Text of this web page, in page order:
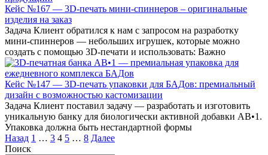
Кейс №167 — 3D-печать мини-спиннеров – оригинальные
изделия на заказ
Задача Клиент обратился к нам с запросом на разработку
мини-спиннеров — небольших игрушек, которые можно
создать с помощью 3D-печати и использовать: Важно
Кейс №147 — 3D-печать упаковки для БАДов: премиальный
дизайн с возможностью кастомизации
Задача Клиент поставил задачу — разработать и изготовить
уникальную банку для биологически активной добавки AB•1.
Упаковка должна быть нестандартной формы
Пагинация
записей
Назад 1 … 3 4 5 … 8 Далее
Поиск